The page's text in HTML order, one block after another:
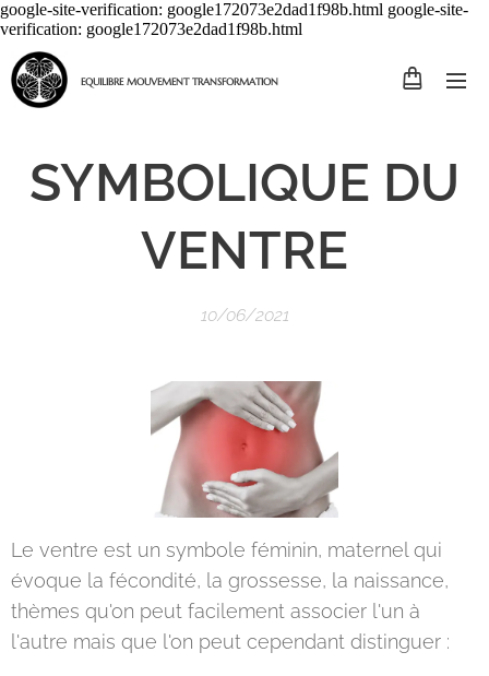
google-site-verification: google172073e2dad1f98b.html google-site-
verification: google172073e2dad1f98b.html
EQUILIBRE MOUVEMENT TRANSFORMATION
SYMBOLIQUE DU
VENTRE
10/06/2021
Le ventre est un symbole féminin, maternel qui
évoque la fécondité, la grossesse, la naissance,
thèmes qu'on peut facilement associer l'un à
l'autre mais que l'on peut cependant distinguer :